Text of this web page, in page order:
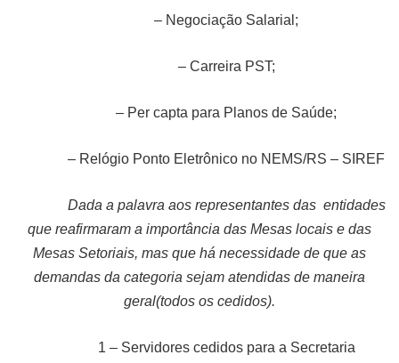
– Negociação Salarial;
– Carreira PST;
– Per capta para Planos de Saúde;
– Relógio Ponto Eletrônico no NEMS/RS – SIREF
Dada a palavra aos representantes das entidades
que reafirmaram a importância das Mesas locais e das
Mesas Setoriais, mas que há necessidade de que as
demandas da categoria sejam atendidas de maneira
geral(todos os cedidos).
1 – Servidores cedidos para a Secretaria